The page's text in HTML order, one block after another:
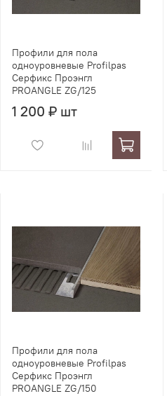
Профили для пола
одноуровневые Profilpas
Серфикс Проэнгл
PROANGLE ZG/125
1 200 ₽ шт
Профили для пола
одноуровневые Profilpas
Серфикс Проэнгл
PROANGLE ZG/150